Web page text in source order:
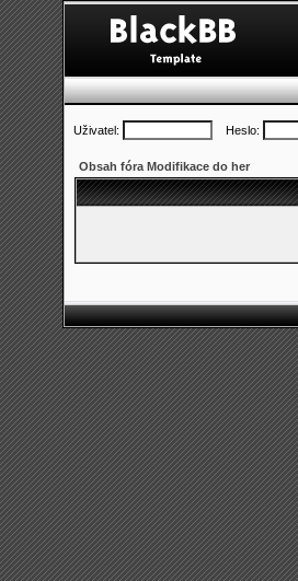
Uživatel: Heslo:
Obsah fóra Modifikace do her